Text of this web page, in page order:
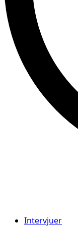
Intervjuer